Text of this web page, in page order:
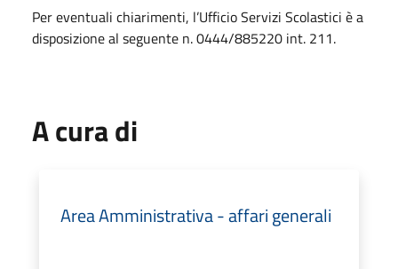
Per eventuali chiarimenti, l’Ufficio Servizi Scolastici è a
disposizione al seguente n. 0444/885220 int. 211.
A cura di
Area Amministrativa - affari generali